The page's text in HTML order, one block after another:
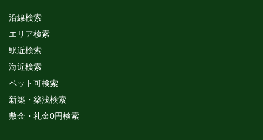
沿線検索
エリア検索
駅近検索
海近検索
ペット可検索
新築・築浅検索
敷金・礼金0円検索